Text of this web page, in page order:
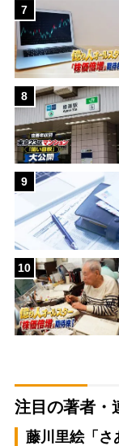
7
8
9
10
注目の著者・
藤川里絵「さ